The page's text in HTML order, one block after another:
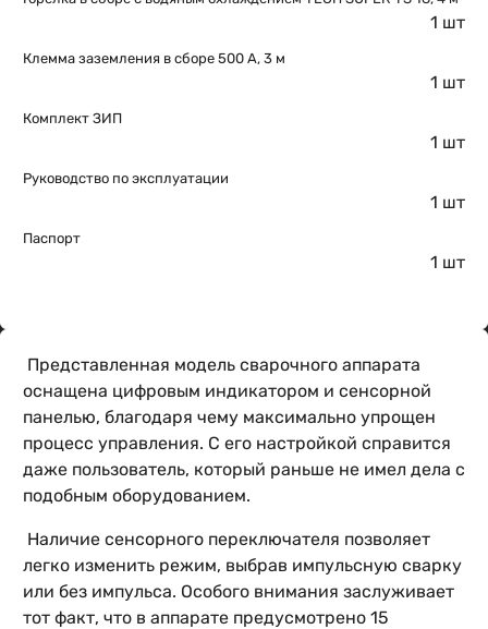
1 шт
Клемма заземления в сборе 500 А, 3 м
1 шт
Комплект ЗИП
1 шт
Руководство по эксплуатации
1 шт
Паспорт
1 шт
Представленная модель сварочного аппарата
оснащена цифровым индикатором и сенсорной
панелью, благодаря чему максимально упрощен
процесс управления. С его настройкой справится
даже пользователь, который раньше не имел дела с
подобным оборудованием.
Наличие сенсорного переключателя позволяет
легко изменить режим, выбрав импульсную сварку
или без импульса. Особого внимания заслуживает
тот факт, что в аппарате предусмотрено 15